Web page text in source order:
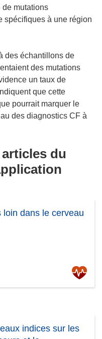
de mutations
spécifiques à une région
des échantillons de
des mutations
un taux de
que cette
pourrait marquer le
des diagnostics CF à
du
loin dans le cerveau
indices sur les